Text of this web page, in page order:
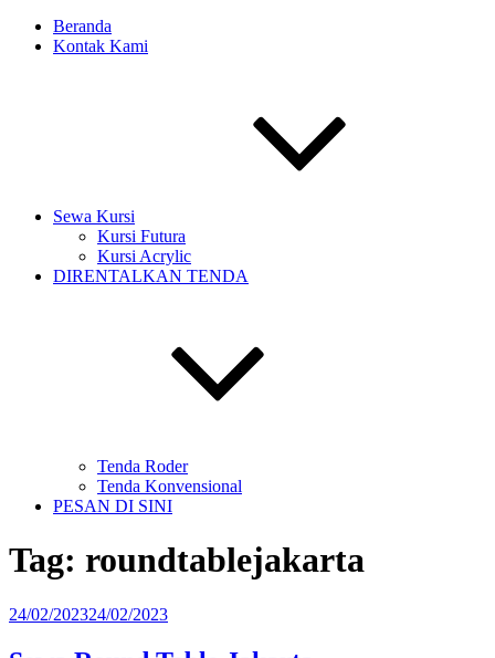
Beranda
Kontak Kami
Sewa Kursi
Kursi Futura
Kursi Acrylic
DIRENTALKAN TENDA
Tenda Roder
Tenda Konvensional
PESAN DI SINI
Tag: roundtablejakarta
Diposkan
24/02/202324/02/2023